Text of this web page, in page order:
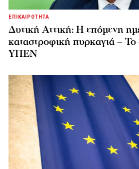
ΕΠΙΚΑΙΡΟΤΗΤΑ
Δυτική Αττική: Η επόμενη
καταστροφική πυρκαγιά – Το
ΥΠΕΝ